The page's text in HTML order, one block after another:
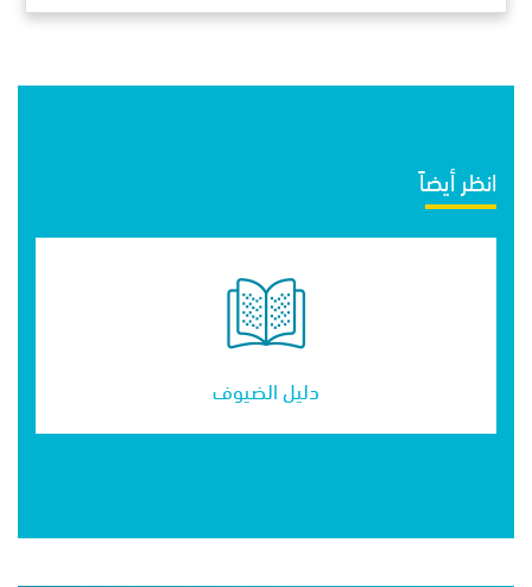
انظر أيضاً
دليل الضيوف